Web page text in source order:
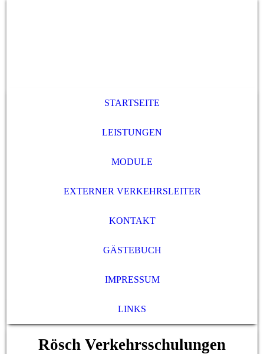
STARTSEITE
LEISTUNGEN
MODULE
EXTERNER VERKEHRSLEITER
KONTAKT
GÄSTEBUCH
IMPRESSUM
LINKS
Rösch Verkehrsschulungen